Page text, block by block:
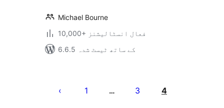
Michael Bourne
10,000+ فعال انسٹالیشنز
6.6.5 کے ساتھ ٹیسٹ شدہ
pagination
1 … 3 4